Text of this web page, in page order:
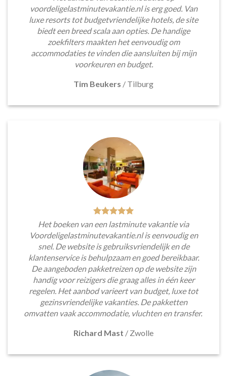
voordeligelastminutevakantie.nl is erg goed. Van
luxe resorts tot budgetvriendelijke hotels, de site
biedt een breed scala aan opties. De handige
zoekfilters maakten het eenvoudig om
accommodaties te vinden die aansluiten bij mijn
voorkeuren en budget.
Tim Beukers / Tilburg
Het boeken van een lastminute vakantie via
Voordeligelastminutevakantie.nl is eenvoudig en
snel. De website is gebruiksvriendelijk en de
klantenservice is behulpzaam en goed bereikbaar.
De aangeboden pakketreizen op de website zijn
handig voor reizigers die graag alles in één keer
regelen. Het aanbod varieert van budget, luxe tot
gezinsvriendelijke vakanties. De pakketten
omvatten vaak accommodatie, vluchten en transfer.
Richard Mast / Zwolle